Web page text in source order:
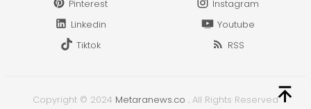
Pinterest
Instagram
Linkedin
Youtube
Tiktok
RSS
Copyright © 2024 Metaranews.co . All Rights Reserved